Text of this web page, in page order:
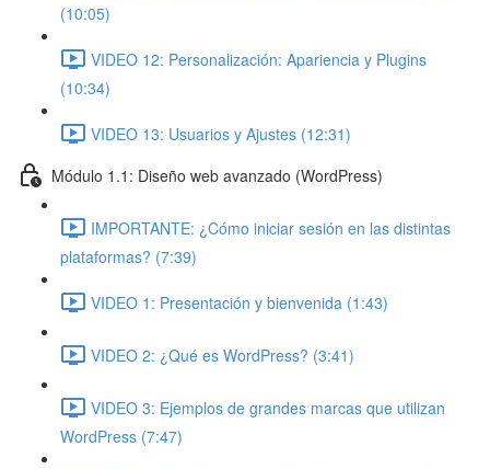
(10:05)
VIDEO 12: Personalización: Apariencia y Plugins
(10:34)
VIDEO 13: Usuarios y Ajustes (12:31)
Módulo 1.1: Diseño web avanzado (WordPress)
IMPORTANTE: ¿Cómo iniciar sesión en las distintas
plataformas? (7:39)
VIDEO 1: Presentación y bienvenida (1:43)
VIDEO 2: ¿Qué es WordPress? (3:41)
VIDEO 3: Ejemplos de grandes marcas que utilizan
WordPress (7:47)